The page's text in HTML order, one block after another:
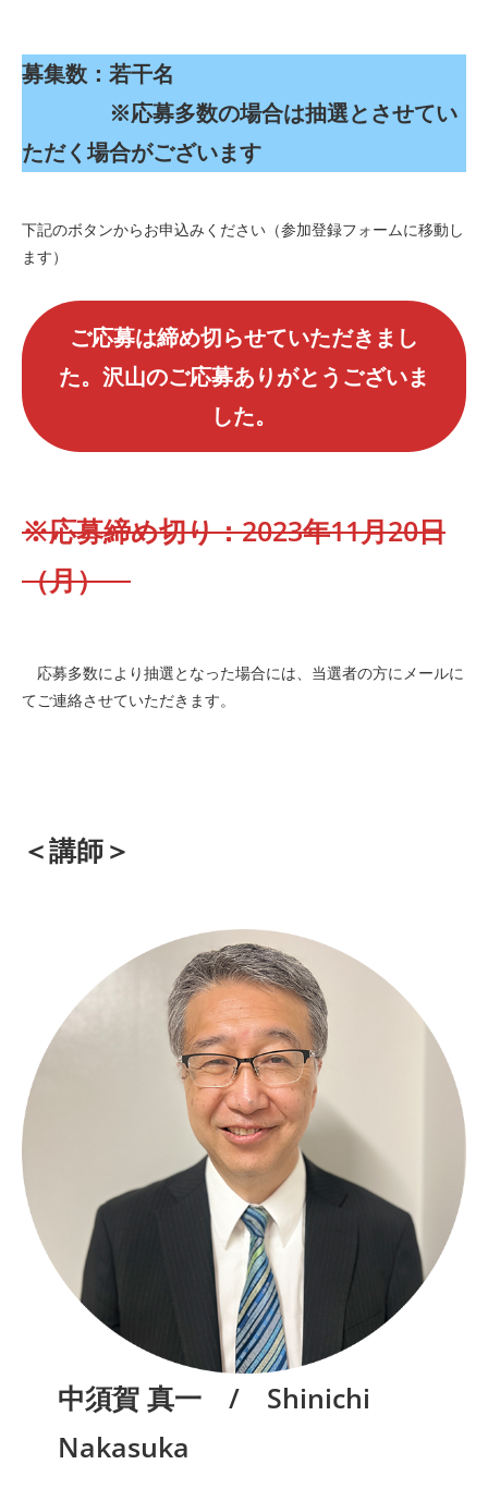
募集数：若干名
※応募多数の場合は抽選とさせてい
ただく場合がございます
下記のボタンからお申込みください（参加登録フォームに移動し
ます）
ご応募は締め切らせていただきまし
た。沢山のご応募ありがとうございま
した。
※応募締め切り：2023年11月20日
（月）
応募多数により抽選となった場合には、当選者の方にメールに
てご連絡させていただきます。
＜講師＞
中須賀 真一 / Shinichi
Nakasuka